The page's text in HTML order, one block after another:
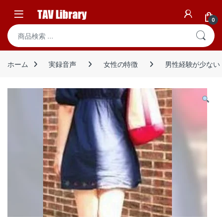
Open
0
検索対象:
ホーム 実録音声 女性の特徴 男性経験が少ない